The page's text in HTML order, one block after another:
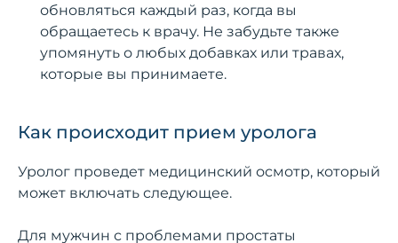
обновляться каждый раз, когда вы
обращаетесь к врачу. Не забудьте также
упомянуть о любых добавках или травах,
которые вы принимаете.
Как происходит прием уролога
Уролог проведет медицинский осмотр, который
может включать следующее.
Для мужчин с проблемами простаты